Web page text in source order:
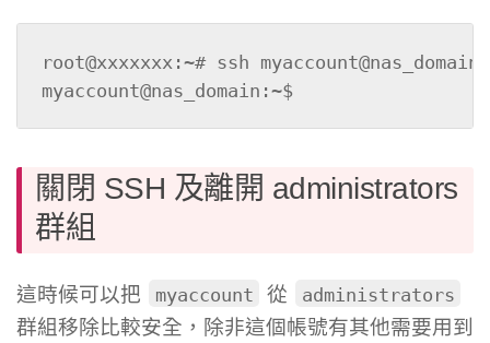
root@xxxxxxx:~# ssh myaccount@nas_domain
myaccount@nas_domain:~$
關閉 SSH 及離開 administrators
群組
這時候可以把 myaccount 從 administrators
群組移除比較安全，除非這個帳號有其他需要用到